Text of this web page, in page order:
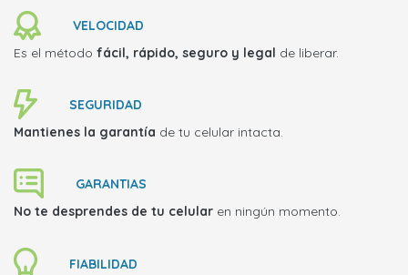
VELOCIDAD
Es el método fácil, rápido, seguro y legal de liberar.
SEGURIDAD
Mantienes la garantía de tu celular intacta.
GARANTIAS
No te desprendes de tu celular en ningún momento.
FIABILIDAD